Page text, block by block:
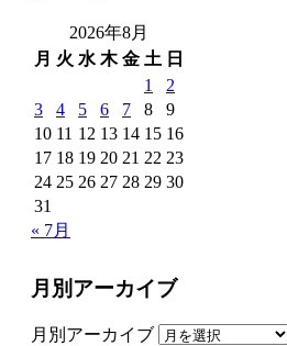
2026年8月
月 火 水 木 金 土 日
1
2
3
4 5 6 7 8
9
10 11 12 13 14 15 16
17 18 19 20 21 22 23
24 25 26 27 28 29 30
31
« 7月
月別アーカイブ
月別アーカイブ